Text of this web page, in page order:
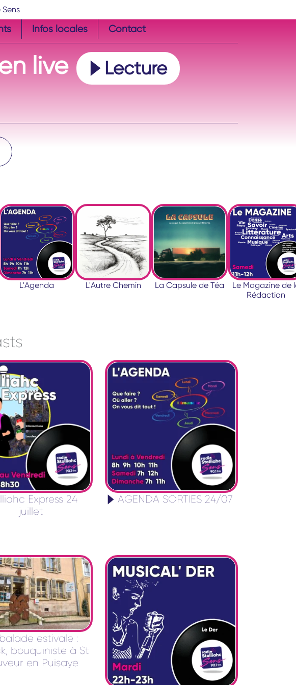
Sens
Infos locales Contact
live Lecture
L'Agenda L'Autre Chemin La Capsule de Téa
Le Magazine de
Rédaction
Express 24
juillet
AGENDA SORTIES 24/07
estivale :
bouquiniste à St
en Puisaye